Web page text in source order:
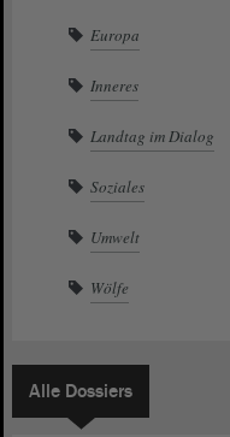
Europa
Inneres
Landtag im Dialog
Soziales
Umwelt
Wölfe
Alle Dossiers